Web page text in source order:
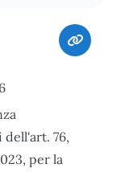
76,
per la